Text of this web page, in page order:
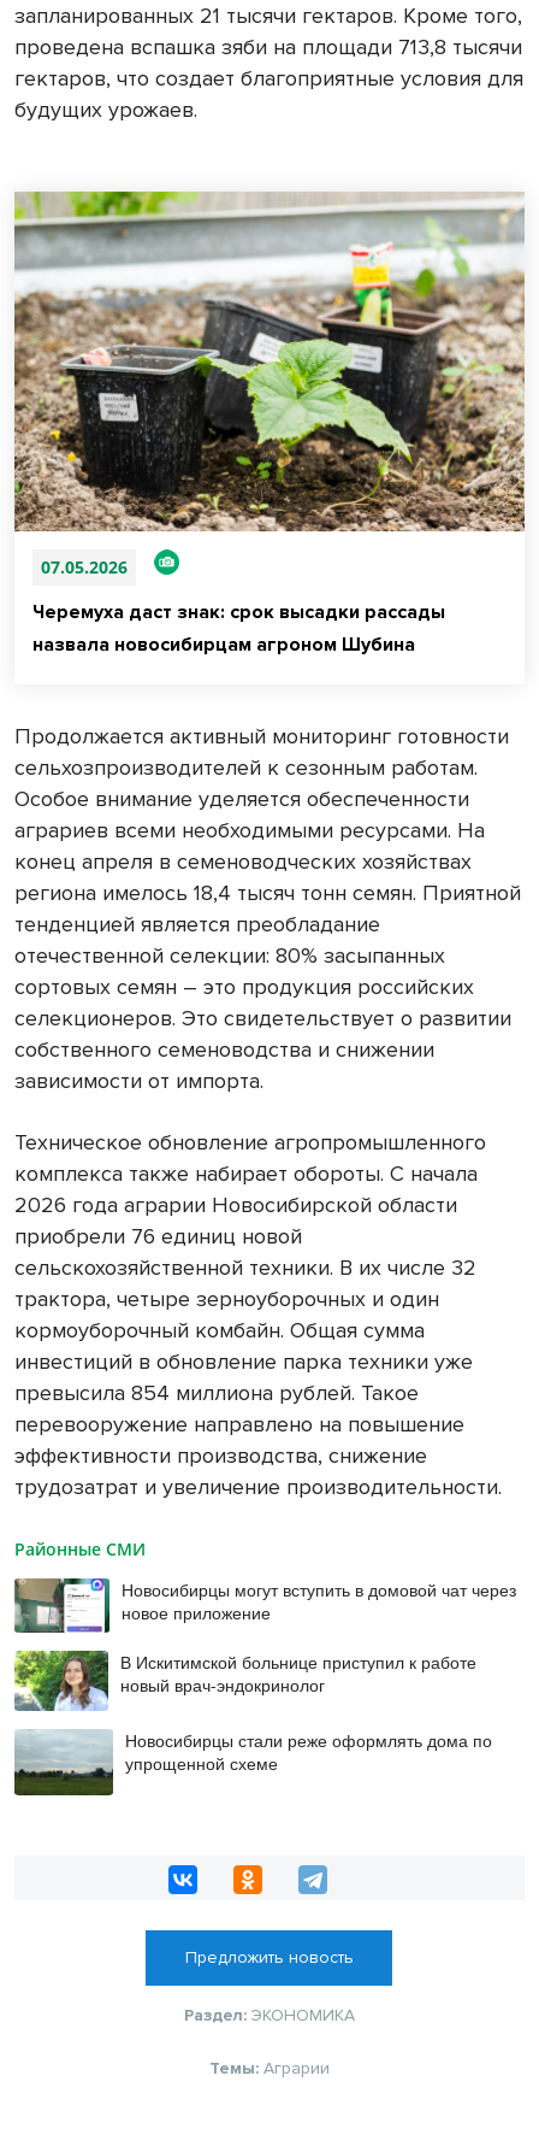
запланированных 21 тысячи гектаров. Кроме того,
проведена вспашка зяби на площади 713,8 тысячи
гектаров, что создает благоприятные условия для
будущих урожаев.
07.05.2026
Черемуха даст знак: срок высадки рассады
назвала новосибирцам агроном Шубина
Продолжается активный мониторинг готовности
сельхозпроизводителей к сезонным работам.
Особое внимание уделяется обеспеченности
аграриев всеми необходимыми ресурсами. На
конец апреля в семеноводческих хозяйствах
региона имелось 18,4 тысяч тонн семян. Приятной
тенденцией является преобладание
отечественной селекции: 80% засыпанных
сортовых семян – это продукция российских
селекционеров. Это свидетельствует о развитии
собственного семеноводства и снижении
зависимости от импорта.
Техническое обновление агропромышленного
комплекса также набирает обороты. С начала
2026 года аграрии Новосибирской области
приобрели 76 единиц новой
сельскохозяйственной техники. В их числе 32
трактора, четыре зерноуборочных и один
кормоуборочный комбайн. Общая сумма
инвестиций в обновление парка техники уже
превысила 854 миллиона рублей. Такое
перевооружение направлено на повышение
эффективности производства, снижение
трудозатрат и увеличение производительности.
Районные СМИ
Новосибирцы могут вступить в домовой чат через
новое приложение
В Искитимской больнице приступил к работе
новый врач-эндокринолог
Новосибирцы стали реже оформлять дома по
упрощенной схеме
Предложить новость
Раздел: ЭКОНОМИКА
Темы: Аграрии